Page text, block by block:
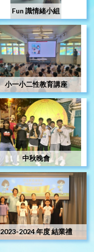
Fun 識情緒小組
小一小二性教育講座
中秋晚會
2023-2024 年度 結業禮